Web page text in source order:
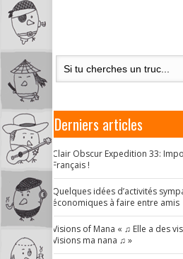
Derniers articles
Clair Obscur Expedition 33:
Français !
Quelques idées d’activités
économiques à faire entre amis
Visions of Mana « ♫ Elle a des
Visions ma nana ♫ »